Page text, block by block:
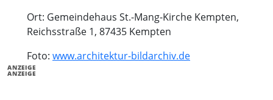
Ort: Gemeindehaus St.-Mang-Kirche Kempten,
Reichsstraße 1, 87435 Kempten
Foto: www.architektur-bildarchiv.de
ANZEIGE
ANZEIGE